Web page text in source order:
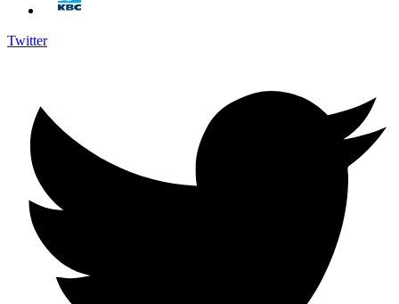
Twitter